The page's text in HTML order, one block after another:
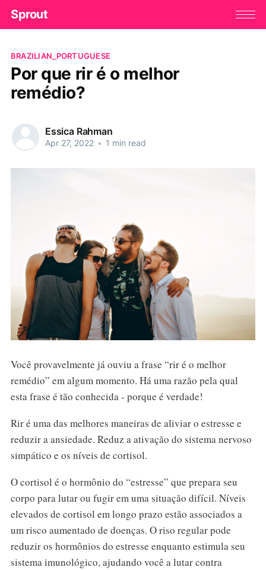
Sprout
BRAZILIAN_PORTUGUESE
Por que rir é o melhor
remédio?
Essica Rahman
Apr 27, 2022 • 1 min read
Você provavelmente já ouviu a frase “rir é o melhor
remédio” em algum momento. Há uma razão pela qual
esta frase é tão conhecida - porque é verdade!
Rir é uma das melhores maneiras de aliviar o estresse e
reduzir a ansiedade. Reduz a ativação do sistema nervoso
simpático e os níveis de cortisol.
O cortisol é o hormônio do “estresse” que prepara seu
corpo para lutar ou fugir em uma situação difícil. Níveis
elevados de cortisol em longo prazo estão associados a
um risco aumentado de doenças. O riso regular pode
reduzir os hormônios do estresse enquanto estimula seu
sistema imunológico, ajudando você a lutar contra